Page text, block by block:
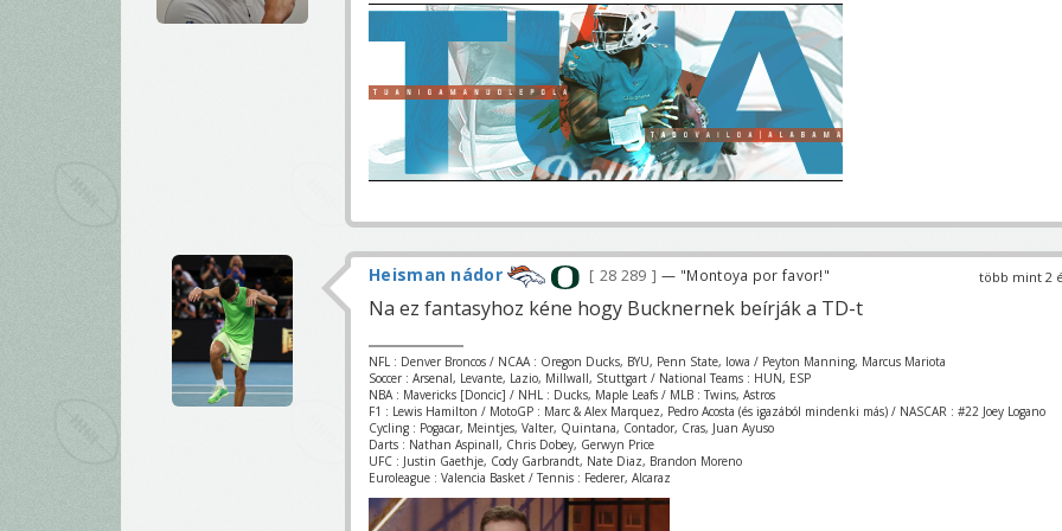
több mint 2
Heisman nádor 28 289 — "Montoya por favor!"
Na ez fantasyhoz kéne hogy Bucknernek beírják a TD-t
NFL : Denver Broncos / NCAA : Oregon Ducks, BYU, Penn State, Iowa / Peyton Manning, Marcus Mariota
Soccer : Arsenal, Levante, Lazio, Millwall, Stuttgart / National Teams : HUN, ESP
NBA : Mavericks [Doncic] / NHL : Ducks, Maple Leafs / MLB : Twins, Astros
F1 : Lewis Hamilton / MotoGP : Marc & Alex Marquez, Pedro Acosta (és igazából mindenki más) / NASCAR : #22 Joey Logano
Cycling : Pogacar, Meintjes, Valter, Quintana, Contador, Cras, Juan Ayuso
Darts : Nathan Aspinall, Chris Dobey, Gerwyn Price
UFC : Justin Gaethje, Cody Garbrandt, Nate Diaz, Brandon Moreno
Euroleague : Valencia Basket / Tennis : Federer, Alcaraz